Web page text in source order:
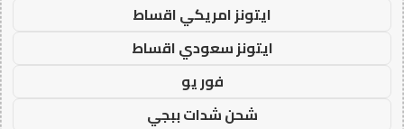
ايتونز امريكي اقساط
ايتونز سعودي اقساط
فور يو
شحن شدات ببجي